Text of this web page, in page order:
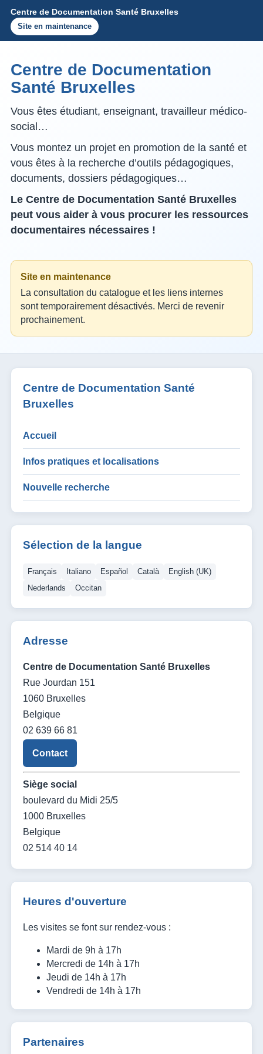
Centre de Documentation Santé Bruxelles
Site en maintenance
Centre de Documentation
Santé Bruxelles
Vous êtes étudiant, enseignant, travailleur médico-
social…
Vous montez un projet en promotion de la santé et
vous êtes à la recherche d’outils pédagogiques,
documents, dossiers pédagogiques…
Le Centre de Documentation Santé Bruxelles
peut vous aider à vous procurer les ressources
documentaires nécessaires !
Site en maintenance
La consultation du catalogue et les liens internes
sont temporairement désactivés. Merci de revenir
prochainement.
Centre de Documentation Santé
Bruxelles
Accueil
Infos pratiques et localisations
Nouvelle recherche
Sélection de la langue
Français Italiano Español Català
English (UK)
Nederlands
Occitan
Adresse
Centre de Documentation Santé Bruxelles
Rue Jourdan 151
1060 Bruxelles
Belgique
02 639 66 81
Contact
Siège social
boulevard du Midi 25/5
1000 Bruxelles
Belgique
02 514 40 14
Heures d'ouverture
Les visites se font sur rendez-vous :
Mardi de 9h à 17h
Mercredi de 14h à 17h
Jeudi de 14h à 17h
Vendredi de 14h à 17h
Partenaires